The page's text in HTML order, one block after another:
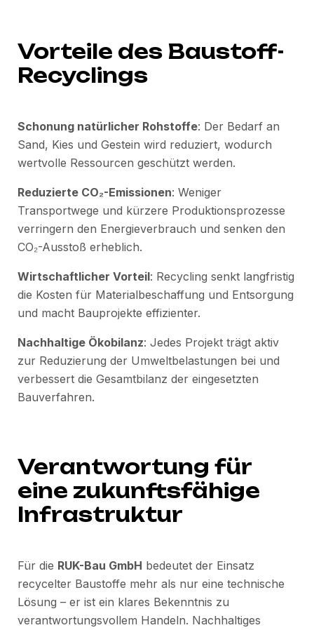
Vorteile des Baustoff-
Recyclings
Schonung natürlicher Rohstoffe: Der Bedarf an
Sand, Kies und Gestein wird reduziert, wodurch
wertvolle Ressourcen geschützt werden.
Reduzierte CO₂-Emissionen: Weniger
Transportwege und kürzere Produktionsprozesse
verringern den Energieverbrauch und senken den
CO₂-Ausstoß erheblich.
Wirtschaftlicher Vorteil: Recycling senkt langfristig
die Kosten für Materialbeschaffung und Entsorgung
und macht Bauprojekte effizienter.
Nachhaltige Ökobilanz: Jedes Projekt trägt aktiv
zur Reduzierung der Umweltbelastungen bei und
verbessert die Gesamtbilanz der eingesetzten
Bauverfahren.
Verantwortung für
eine zukunftsfähige
Infrastruktur
Für die RUK-Bau GmbH bedeutet der Einsatz
recycelter Baustoffe mehr als nur eine technische
Lösung – er ist ein klares Bekenntnis zu
verantwortungsvollem Handeln. Nachhaltiges